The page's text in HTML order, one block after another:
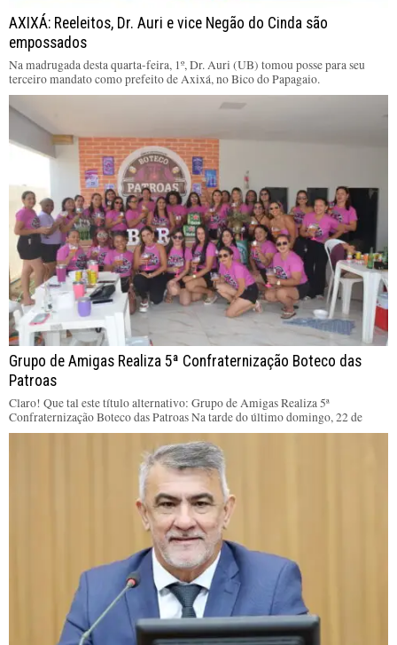
AXIXÁ: Reeleitos, Dr. Auri e vice Negão do Cinda são
empossados
Na madrugada desta quarta-feira, 1º, Dr. Auri (UB) tomou posse para seu
terceiro mandato como prefeito de Axixá, no Bico do Papagaio.
Grupo de Amigas Realiza 5ª Confraternização Boteco das
Patroas
Claro! Que tal este título alternativo: Grupo de Amigas Realiza 5ª
Confraternização Boteco das Patroas Na tarde do último domingo, 22 de